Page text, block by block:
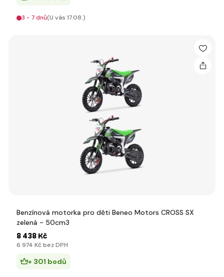
3 - 7 dnů(U vás 17.08.)
Benzínová motorka pro děti Beneo Motors CROSS SX
zelená - 50cm3
8 438 Kč
6 974 Kč bez DPH
+ 301 bodů